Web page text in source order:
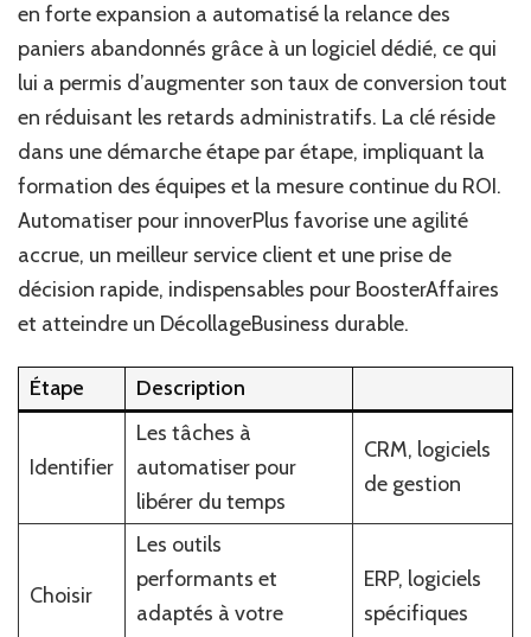
en forte expansion a automatisé la relance des
paniers abandonnés grâce à un logiciel dédié, ce qui
lui a permis d’augmenter son taux de conversion tout
en réduisant les retards administratifs. La clé réside
dans une démarche étape par étape, impliquant la
formation des équipes et la mesure continue du ROI.
Automatiser pour innoverPlus favorise une agilité
accrue, un meilleur service client et une prise de
décision rapide, indispensables pour BoosterAffaires
et atteindre un DécollageBusiness durable.
Étape Description
Identifier
Les tâches à
automatiser pour
libérer du temps
CRM, logiciels
de gestion
Choisir
Les outils
performants et
adaptés à votre
ERP, logiciels
spécifiques